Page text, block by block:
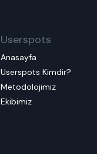
Userspots
Anasayfa
Userspots Kimdir?
Metodolojimiz
Ekibimiz